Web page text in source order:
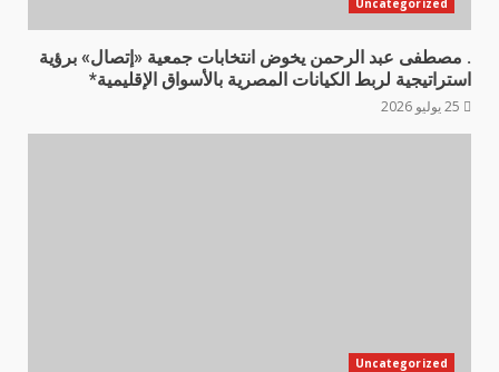
. مصطفى عبد الرحمن يخوض انتخابات جمعية «إتصال» برؤية
استراتيجية لربط الكيانات المصرية بالأسواق الإقليمية*
Uncategorized